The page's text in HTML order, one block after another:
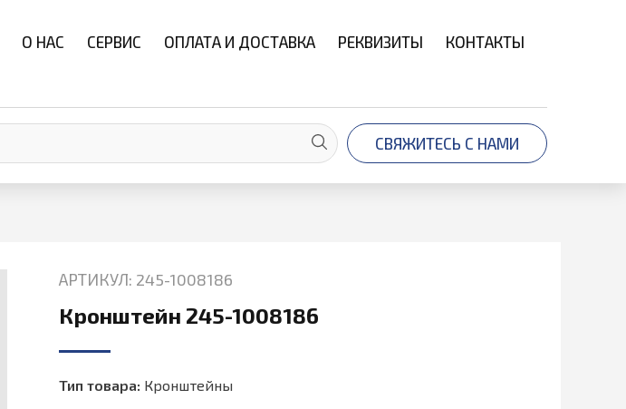
О НАС СЕРВИС ОПЛАТА И ДОСТАВКА РЕКВИЗИТЫ КОНТАКТЫ
СВЯЖИТЕСЬ С НАМИ
АРТИКУЛ: 245-1008186
Кронштейн 245-1008186
Тип товара: Кронштейны